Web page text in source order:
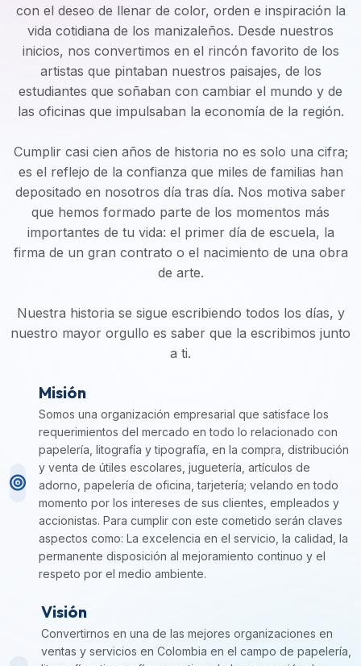
con el deseo de llenar de color, orden e inspiración la
vida cotidiana de los manizaleños. Desde nuestros
inicios, nos convertimos en el rincón favorito de los
artistas que pintaban nuestros paisajes, de los
estudiantes que soñaban con cambiar el mundo y de
las oficinas que impulsaban la economía de la región.
Cumplir casi cien años de historia no es solo una cifra;
es el reflejo de la confianza que miles de familias han
depositado en nosotros día tras día. Nos motiva saber
que hemos formado parte de los momentos más
importantes de tu vida: el primer día de escuela, la
firma de un gran contrato o el nacimiento de una obra
de arte.
Nuestra historia se sigue escribiendo todos los días, y
nuestro mayor orgullo es saber que la escribimos junto
a ti.
Misión
Somos una organización empresarial que satisface los
requerimientos del mercado en todo lo relacionado con
papelería, litografía y tipografía, en la compra, distribución
y venta de útiles escolares, juguetería, artículos de
adorno, papelería de oficina, tarjetería; velando en todo
momento por los intereses de sus clientes, empleados y
accionistas. Para cumplir con este cometido serán claves
aspectos como: La excelencia en el servicio, la calidad, la
permanente disposición al mejoramiento continuo y el
respeto por el medio ambiente.
Visión
Convertirnos en una de las mejores organizaciones en
ventas y servicios en Colombia en el campo de papelería,